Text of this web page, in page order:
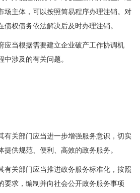
场主体，可以按照简易程序办理注销。对
权债务依法解决后及时办理注销。
应当根据需要建立企业破产工作协调机
涉及的有关问题。
关部门应当进一步增强服务意识，切实
供规范、便利、高效的政务服务。
关部门应当推进政务服务标准化，按照
要求，编制并向社会公开政务服务事项